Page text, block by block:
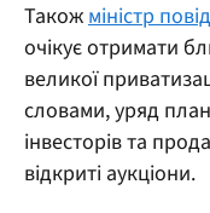
Такожміністр
очікує отримати
великої
словами, уряд
інвесторів та
відкриті аукціони.